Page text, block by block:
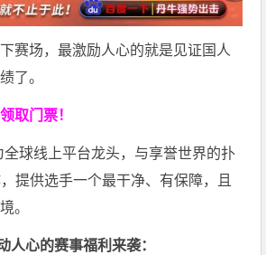
赛场，最激励人心的就是见证国人
了。
取门票！
全球线上平台龙头，与享誉世界的扑
提供选手一个最干净、有保障，且
。
心的赛事福利来袭：